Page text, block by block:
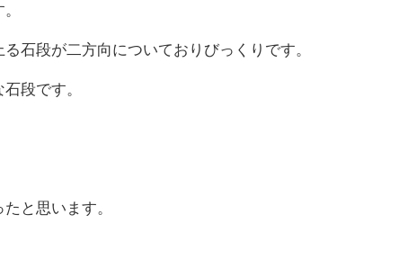
石段が二方向についておりびっくりです。
段です。
と思います。